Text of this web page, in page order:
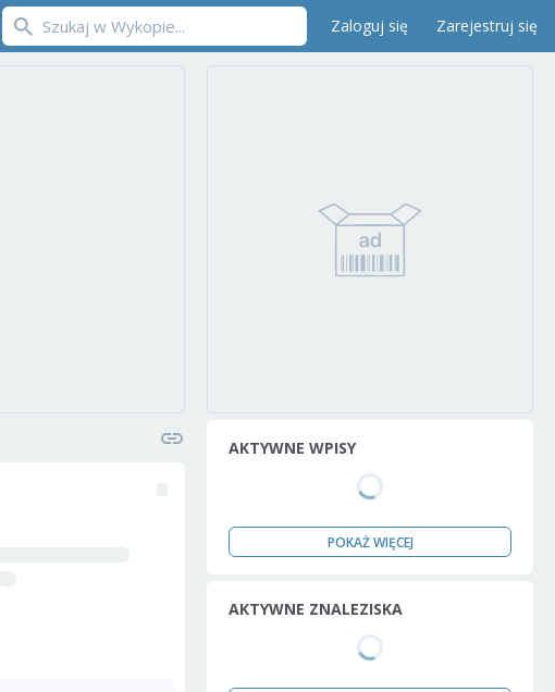
Zaloguj się Zarejestruj się
AKTYWNE WPISY
POKAŻ WIĘCEJ
AKTYWNE ZNALEZISKA